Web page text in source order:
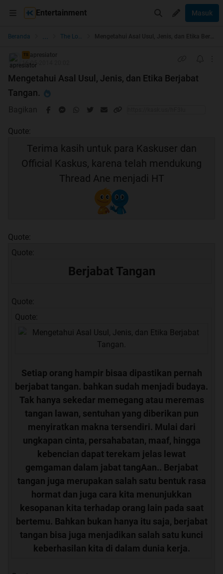
Entertainment Masuk
Beranda ... The Lounge
TS apresiator
16-05-2014 20:02
Mengetahui Asal Usul, Jenis, dan Etika Berjabat
Tangan.
Bagikan
Quote:
Terima kasih untuk para Kaskuser dan
Official Kaskus, karena telah mendukung
Thread Ane menjadi HT
Quote:
Quote:
Berjabat Tangan
Quote:
Quote:
Setiap orang hampir bisaa dipastikan pernah
berjabat tangan. bahkan sudah menjadi budaya.
Tak hanya sekedar memegang atau meremas
tangan lawan, sentuhan yang diberikan pun
menyiratkan makna tersendiri. Mulai dari
ungkapan cinta, persahabatan, maaf, hingga
kebencian dapat terekam jelas lewat
gemgaman dalam jabat tangAan.. Berjabat
tangan juga merupakan salah satu bentuk rasa
hormat dan juga cara kita menunjukkan
kesopanan kita terhadap orang lain pada saat
bertemu. Bahkan bukan hanya itu saja, berjabat
tangan bisa juga menjadikan salah satu kunci
keberhasilan kita di dalam dunia kerja.